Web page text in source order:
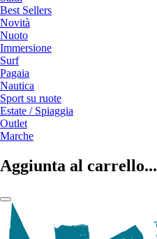
Best Sellers
Novità
Nuoto
Immersione
Surf
Pagaia
Nautica
Sport su ruote
Estate / Spiaggia
Outlet
Marche
Aggiunta al carrello...